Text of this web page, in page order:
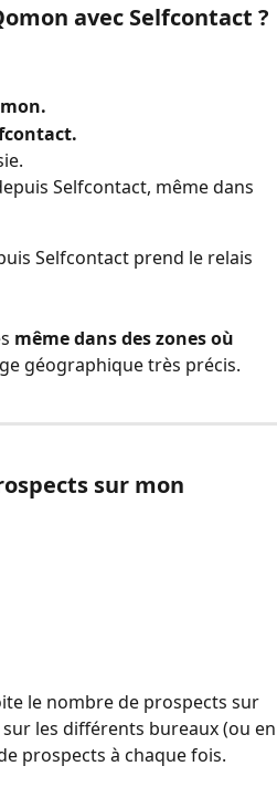
avec Selfcontact ?
Selfcontact, même dans
Selfcontact prend le relais
même dans des zones où
géographique très précis.
sur mon
le nombre de prospects sur
les différents bureaux (ou en
prospects à chaque fois.